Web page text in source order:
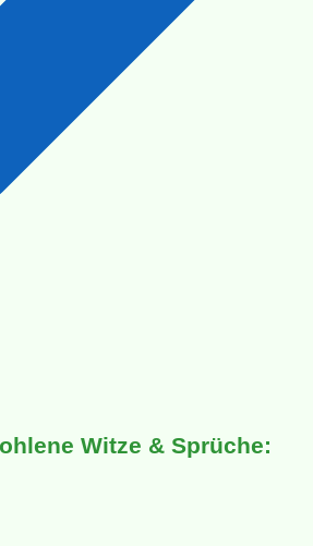
Witze & Sprüche: